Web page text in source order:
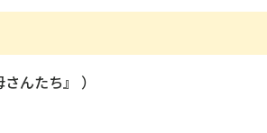
んたち』 ）